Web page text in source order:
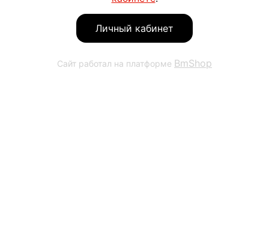
Личный кабинет
Сайт работал на платформе BmShop